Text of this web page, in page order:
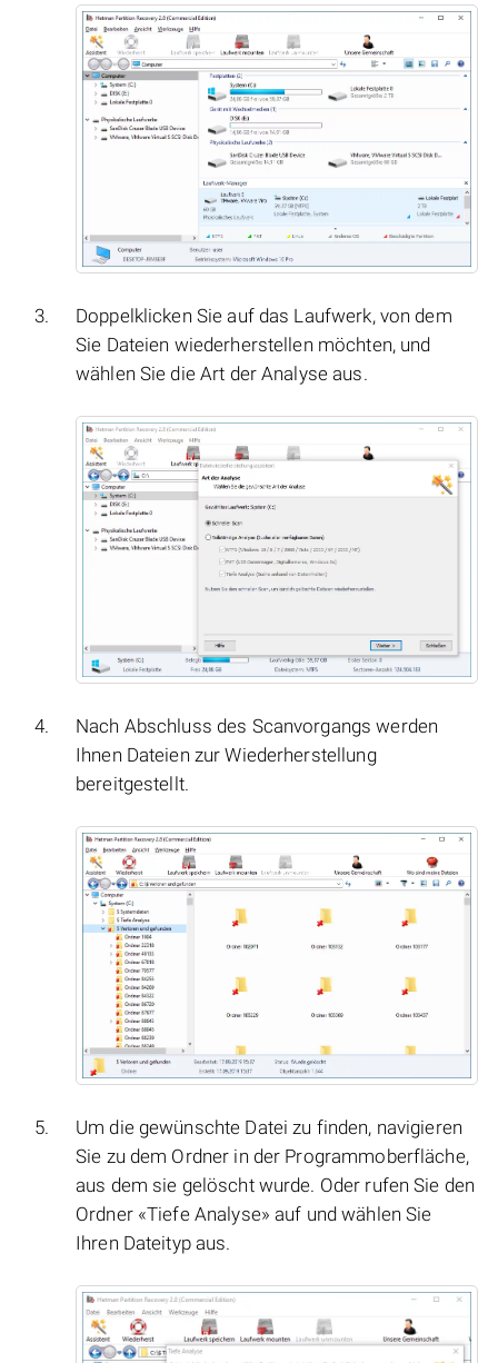
Doppelklicken Sie auf das Laufwerk, von dem
Sie Dateien wiederherstellen möchten, und
wählen Sie die Art der Analyse aus.
Nach Abschluss des Scanvorgangs werden
Ihnen Dateien zur Wiederherstellung
bereitgestellt.
Um die gewünschte Datei zu finden, navigieren
Sie zu dem Ordner in der Programmoberfläche,
aus dem sie gelöscht wurde. Oder rufen Sie den
Ordner «Tiefe Analyse» auf und wählen Sie
Ihren Dateityp aus.